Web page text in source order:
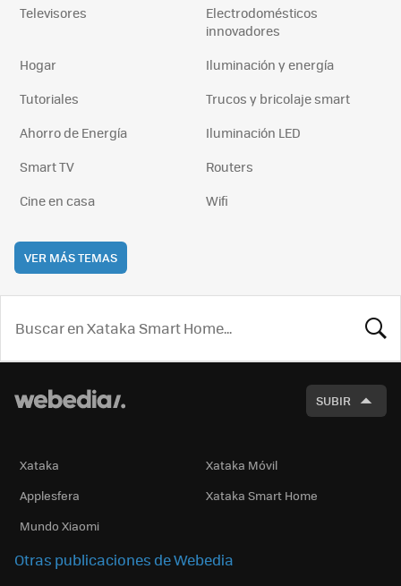
Televisores
Electrodomésticos
innovadores
Hogar
Iluminación y energía
Tutoriales
Trucos y bricolaje smart
Ahorro de Energía
Iluminación LED
Smart TV
Routers
Cine en casa
Wifi
VER MÁS TEMAS
SUBIR
Xataka
Xataka Móvil
Applesfera
Xataka Smart Home
Mundo Xiaomi
Otras publicaciones de Webedia